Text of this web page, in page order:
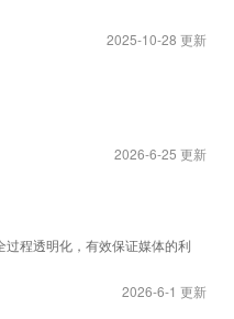
2025-10-28 更新
2026-6-25 更新
程透明化，有效保证媒体的利
2026-6-1 更新